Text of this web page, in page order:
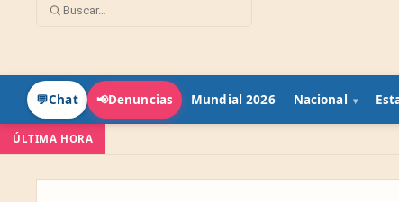
💬Chat 📢Denuncias Mundial 2026 Nacional
ÚLTIMA HORA